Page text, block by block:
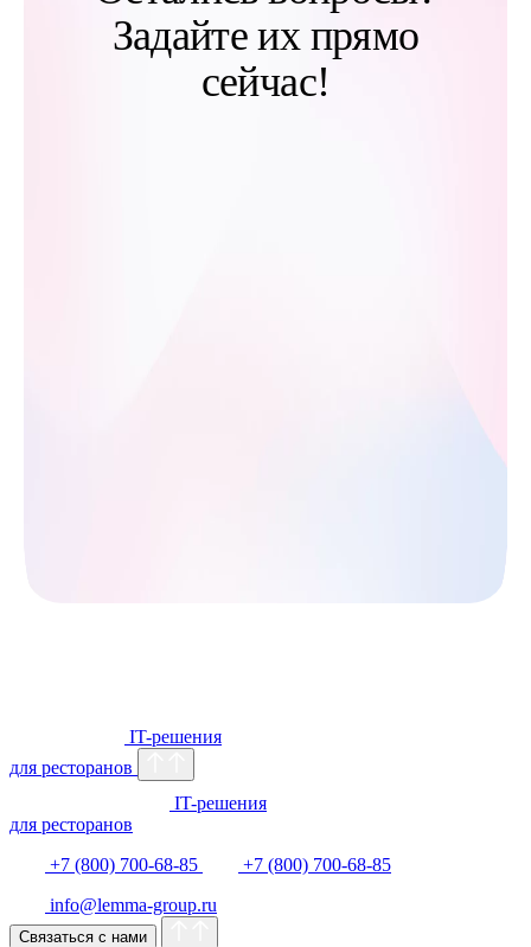
Задайте их прямо
сейчас!
IT-решения
для ресторанов
IT-решения
для ресторанов
+7 (800) 700-68-85
+7 (800) 700-68-85
info@lemma-group.ru
Связаться с нами